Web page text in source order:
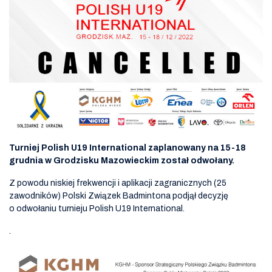
Turniej Polish U19 International zaplanowany na 15-18
grudnia w Grodzisku Mazowieckim został odwołany.
Z powodu niskiej frekwencji i aplikacji zagranicznych (25
zawodników) Polski Związek Badmintona podjął decyzję
o odwołaniu turnieju Polish U19 International.
.